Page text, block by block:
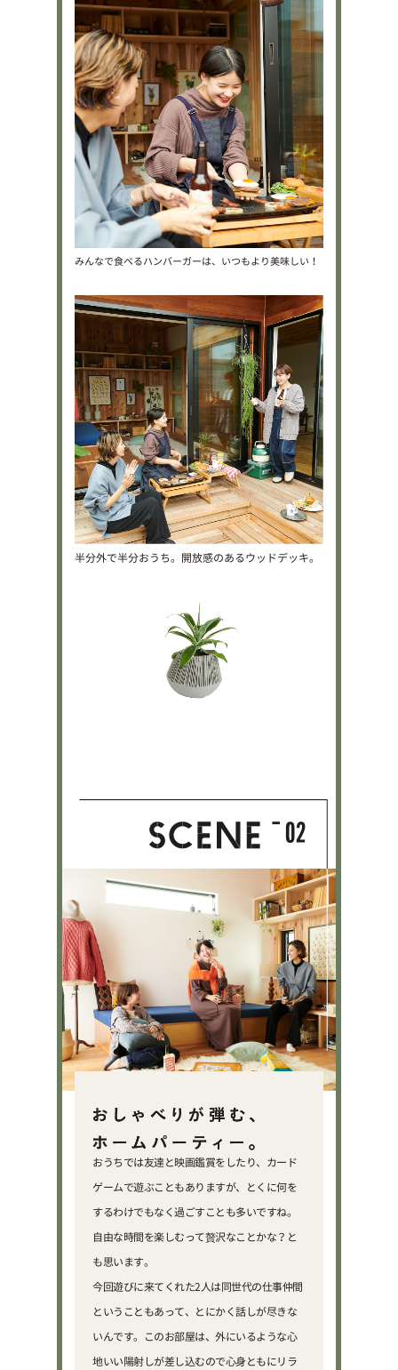
みんなで食べるハンバーガーは、いつもより美味しい！
半分外で半分おうち。開放感のあるウッドデッキ。
おうちでは友達と映画鑑賞をしたり、カード
ゲームで遊ぶこともありますが、とくに何を
するわけでもなく過ごすことも多いですね。
自由な時間を楽しむって贅沢なことかな？と
も思います。
今回遊びに来てくれた2人は同世代の仕事仲間
ということもあって、とにかく話しが尽きな
いんです。このお部屋は、外にいるような心
地いい陽射しが差し込むので心身ともにリラ